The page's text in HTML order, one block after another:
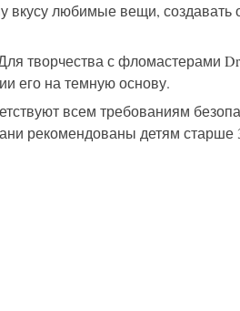
вкусу любимые вещи,
творчества сфломастерами
его на темную основу.
всем требованиям
рекомендованы детям старше